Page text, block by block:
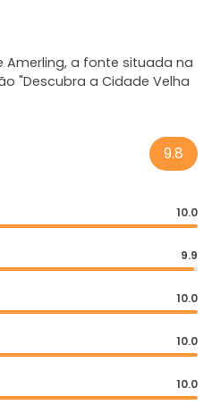
Amerling, a fonte situada na
"Descubra a Cidade Velha
9.8
10.0
9.9
10.0
10.0
10.0